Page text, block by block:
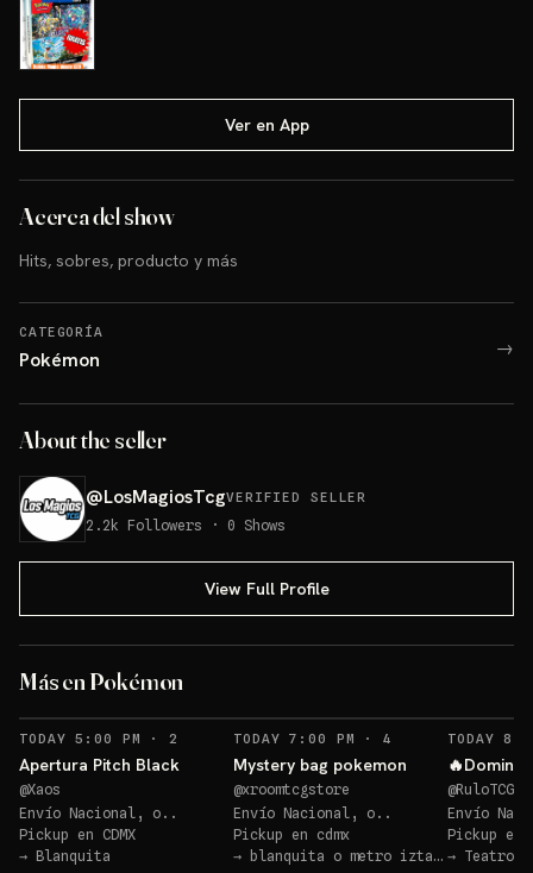
Ver en App
Acerca del show
Hits, sobres, producto y más
CATEGORÍA
Pokémon →
About the seller
@LosMagiosTcgVERIFIED SELLER
2.2k Followers · 0 Shows
View Full Profile
Más en Pokémon
TODAY 5:00 PM · 2 RECORDATORIOS
Apertura Pitch Black
@Xaos
Envío Nacional, o..
Pickup en CDMX
→ Blanquita
TODAY 7:00 PM ·4 RECORDATORIOS
Mystery bag pokemon
@xroomtcgstore
Envío Nacional, o..
Pickup en cdmx
→ blanquita o metro iztacalco
TODAY
@RuloTCG
Envío
Pickup en
→ Teatro